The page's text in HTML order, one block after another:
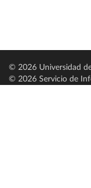
© 2026 Universidad
© 2026 Servicio de